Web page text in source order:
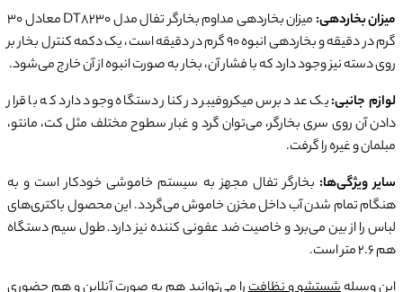
میزان بخاردهی:
میزان بخاردهی مداوم بخارگر تفال مدل DT8230 معادل 30
گرم در دقیقه و بخاردهی انبوه 90 گرم در دقیقه است، یک دکمه کنترل بخار بر
روی دسته نیز وجود دارد که با فشار آن، بخار به صورت انبوه از آن خارج می‌شود.
لوازم جانبی:یک عدد برس میکروفیبر در کنار دستگاه وجود دارد که با قرار
دادن آن روی سری بخارگر، می‌توان گرد و غبار سطوح مختلف مثل کت، مانتو،
مبلمان و غیره را گرفت.
سایر ویژگی‌ها: بخارگر تفال مجهز به سیستم خاموشی خودکار است و به
هنگام تمام شدن آب داخل مخزن خاموش می‌گردد. این محصول باکتری‌های
لباس را از بین می‌برد و خاصیت ضد عفونی کننده نیز دارد. طول سیم دستگاه
هم 2.6 متر است.